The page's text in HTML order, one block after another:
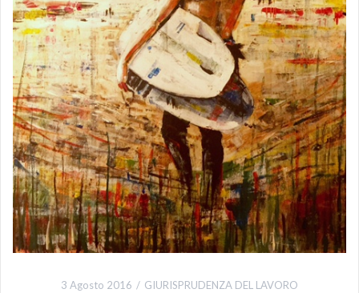
3 Agosto 2016 GIURISPRUDENZA DEL LAVORO